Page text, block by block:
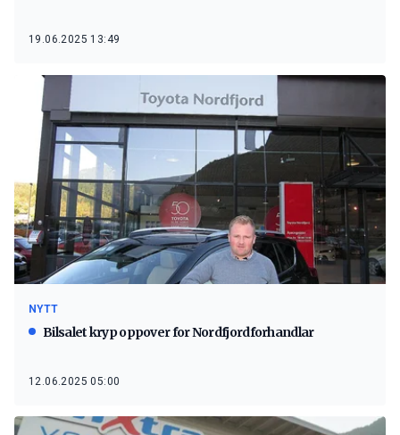
19.06.2025 13:49
NYTT
Bilsalet kryp oppover for Nordfjordforhandlar
12.06.2025 05:00